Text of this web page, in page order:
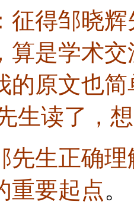
征得邹晓
算是学术
的原文也
生读了，
先生正确
重要起点。